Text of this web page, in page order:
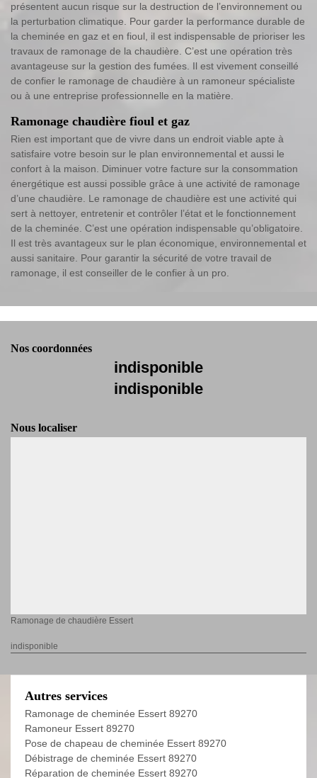
présentent aucun risque sur la destruction de l’environnement ou
la perturbation climatique. Pour garder la performance durable de
la cheminée en gaz et en fioul, il est indispensable de prioriser les
travaux de ramonage de la chaudière. C’est une opération très
avantageuse sur la gestion des fumées. Il est vivement conseillé
de confier le ramonage de chaudière à un ramoneur spécialiste
ou à une entreprise professionnelle en la matière.
Ramonage chaudière fioul et gaz
Rien est important que de vivre dans un endroit viable apte à
satisfaire votre besoin sur le plan environnemental et aussi le
confort à la maison. Diminuer votre facture sur la consommation
énergétique est aussi possible grâce à une activité de ramonage
d’une chaudière. Le ramonage de chaudière est une activité qui
sert à nettoyer, entretenir et contrôler l’état et le fonctionnement
de la cheminée. C’est une opération indispensable qu’obligatoire.
Il est très avantageux sur le plan économique, environnemental et
aussi sanitaire. Pour garantir la sécurité de votre travail de
ramonage, il est conseiller de le confier à un pro.
Nos coordonnées
indisponible
indisponible
Nous localiser
Ramonage de chaudière Essert
indisponible
Autres services
Ramonage de cheminée Essert 89270
Ramoneur Essert 89270
Pose de chapeau de cheminée Essert 89270
Débistrage de cheminée Essert 89270
Réparation de cheminée Essert 89270